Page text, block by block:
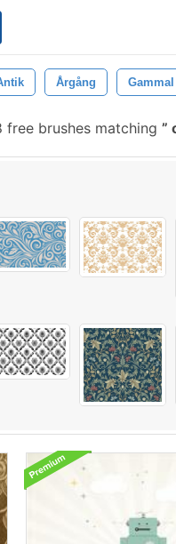
Årgång Gammal
free brushes matching